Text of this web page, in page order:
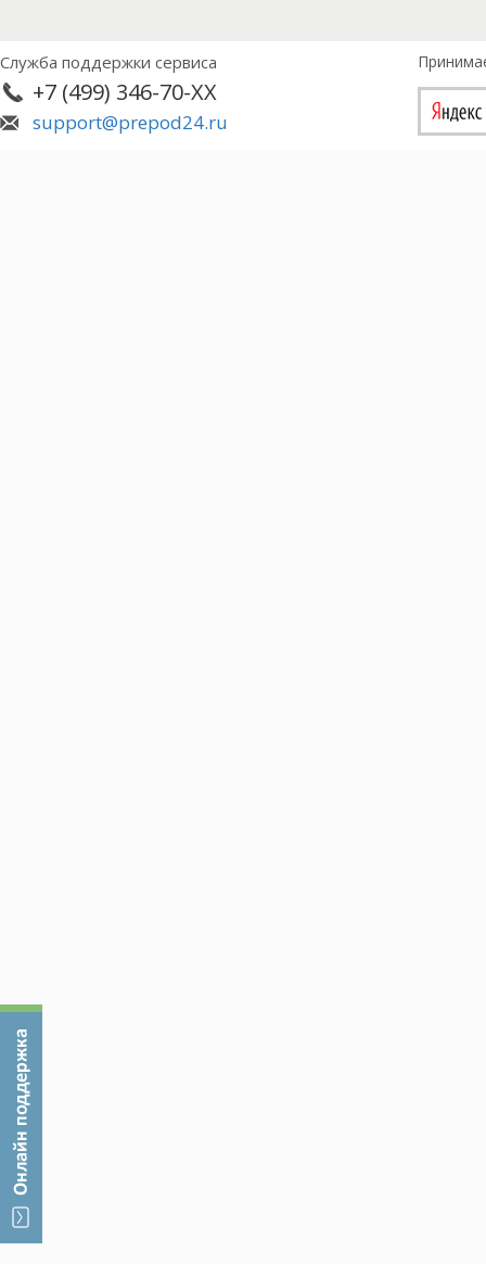
Служба поддержки сервиса
+7 (499) 346-70-XX
support@prepod24.ru